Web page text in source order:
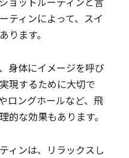
ティンによって、スイ
ります。
身体にイメージを呼び
現するために大切で
ロングホールなど、飛
的な効果もあります。
ィンは、リラックスし